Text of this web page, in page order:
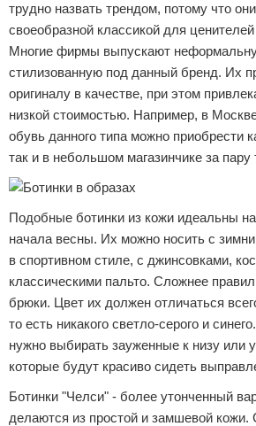
трудно назвать трендом, потому что
своеобразной классикой для
Многие фирмы выпускают
стилизованную под данный бренд. Их
оригиналу в качестве, при этом
низкой стоимостью. Например, в
обувь данного типа можно приобрести
так и в небольшом магазинчике за пару
Подобные ботинки из кожи идеальны
начала весны. Их можно носить с
в спортивном стиле, с джинсовками,
классическими пальто. Сложнее
брюки. Цвет их должен отличаться
то есть никакого светло-серого и
нужно выбирать зауженные к низу или
которые будут красиво сидеть
Ботинки "Челси" - более утонченный
делаются из простой и замшевой кожи.